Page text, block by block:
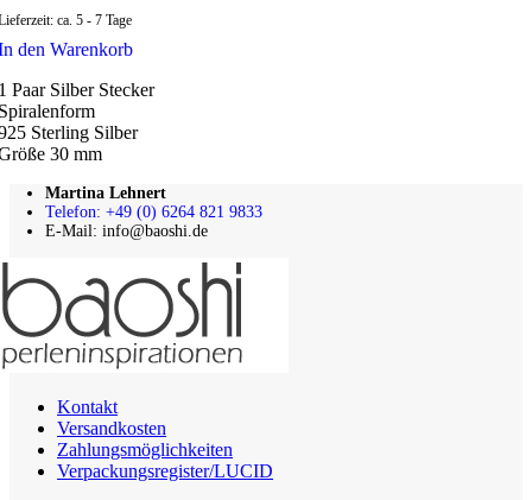
ca. 5 - 7 Tage
den Warenkorb
Paar Silber Stecker
Sterling Silber
30 mm
Martina Lehnert
Telefon: +49 (0) 6264 821 9833
E-Mail: info@baoshi.de
Kontakt
Versandkosten
Zahlungsmöglichkeiten
Verpackungsregister/LUCID